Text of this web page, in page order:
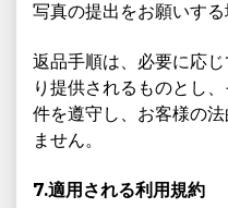
写真の提出をお願いする
返品手順は、必要に応
り提供されるものとし
件を遵守し、お客様の
ません。
7.適用される利用規約